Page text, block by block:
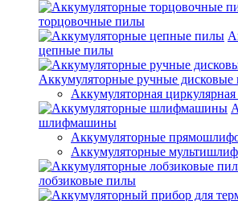
торцовочные пилы
цепные пилы
Аккумуляторные ручные
Аккумуляторная
шлифмашины
Аккумуляторные
Аккумуляторные
лобзиковые пилы